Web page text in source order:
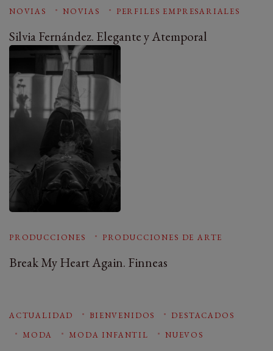
NOVIAS NOVIAS PERFILES EMPRESARIALES
Silvia Fernández. Elegante y Atemporal
PRODUCCIONES PRODUCCIONES DE ARTE
Break My Heart Again. Finneas
ACTUALIDAD BIENVENIDOS
DESTACADOS
MODA
MODA INFANTIL NUEVOS